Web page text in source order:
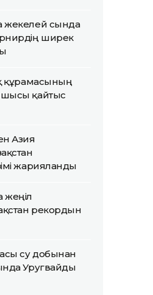
жекелей сында
ширек
құрамасының
қайтыс
Азия
жарияланды
рекордын
су добынан
Уругвайды